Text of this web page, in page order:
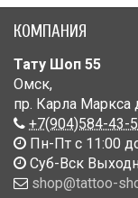
КОМПАНИЯ
Тату Шоп 55
Омск,
пр. Карла Маркса
+7(904)584-43-
Пн-Пт с 11:00
Cуб-Вск
shop@tattoo-